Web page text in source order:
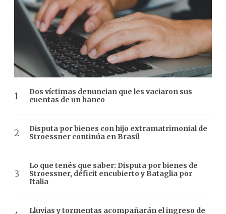
Dos víctimas denuncian que les vaciaron sus
cuentas de un banco
Disputa por bienes con hijo extramatrimonial de
Stroessner continúa en Brasil
Lo que tenés que saber: Disputa por bienes de
Stroessner, déficit encubierto y Bataglia por
Italia
Lluvias y tormentas acompañarán el ingreso de